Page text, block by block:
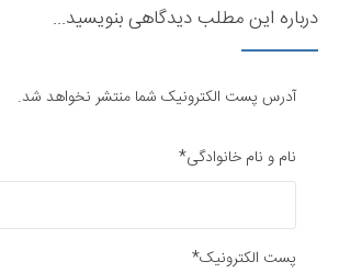
درباره این مطلب دیدگاهی بنویسید...
آدرس پست الکترونیک شما منتشر نخواهد شد.
نام و نام خانوادگی*
پست الکترونیک*